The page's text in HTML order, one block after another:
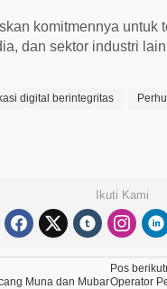
komitmennya untuk
dan sektor industri
digital berintegritas
Ikuti Kami
Muna dan Mubar
Pos
Operator